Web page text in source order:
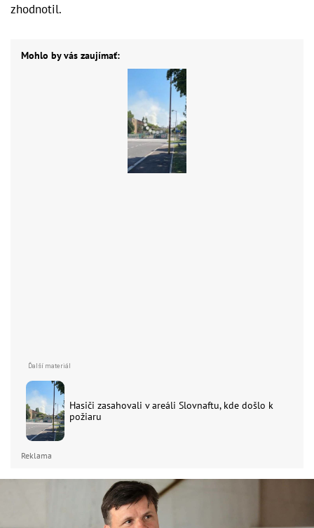
zhodnotil.
Mohlo by vás zaujímať:
Hasiči zasahovali v areáli Slovnaftu, kde došlo k
požiaru
Reklama